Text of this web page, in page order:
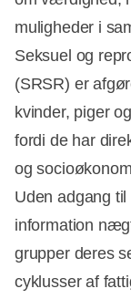
muligheder i
Seksuel og
(SRSR) er
kvinder, piger
fordi de har
og
Uden adgang
information
grupper deres
cyklusser af